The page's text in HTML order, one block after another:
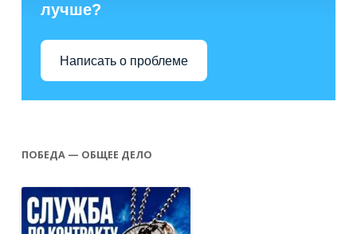
лучше?
Написать о проблеме
ПОБЕДА — ОБЩЕЕ ДЕЛО